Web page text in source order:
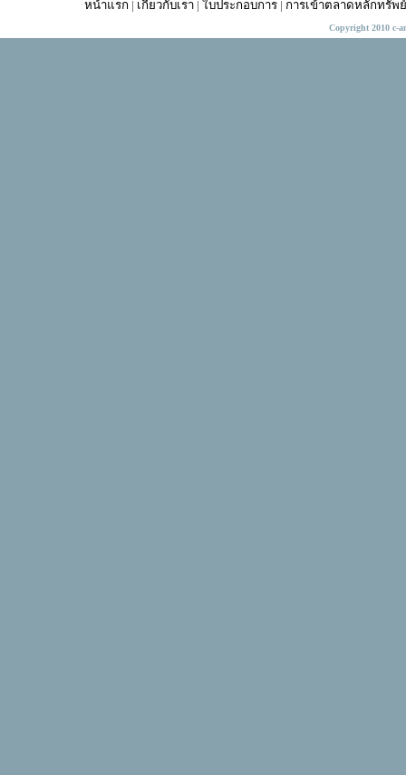
หน้าแรก | เกี่ยวกับเรา |ใบประกอบการ | การเข้าตลาดหลักทรัพ
Copyright 2010 c-